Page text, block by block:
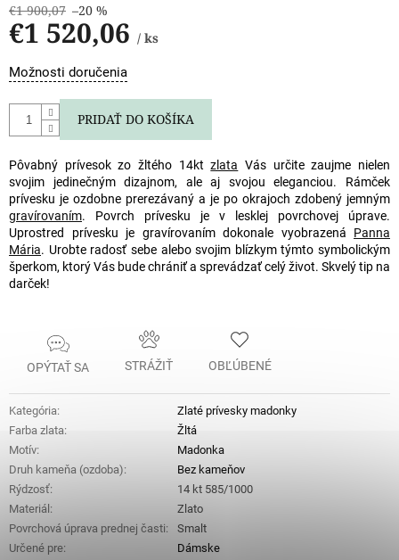
€1 900,07 –20 %
€1 520,06 / ks
Jednotková
cena:
Možnosti doručenia
PRIDAŤ DO KOŠÍKA
Pôvabný prívesok zo žltého 14ktzlata Vás určite zaujme nielen
svojim jedinečným dizajnom, ale aj svojou eleganciou. Rámček
prívesku je ozdobne prerezávaný a je po okrajoch zdobený jemným
gravírovaním. Povrch prívesku je v lesklej povrchovej úprave.
Uprostred prívesku je gravírovaním dokonale vyobrazená Panna
Mária. Urobte radosť sebe alebo svojim blízkym týmto symbolickým
šperkom, ktorý Vás bude chrániť a sprevádzať celý život. Skvelý tip na
darček!
OPÝTAŤ SA STRÁŽIŤ OBĽÚBENÉ
Kategória:
Zlaté prívesky madonky
Farba zlata:
Žltá
Motív:
Madonka
Druh kameňa (ozdoba):
Bez kameňov
Rýdzosť:
14 kt 585/1000
Materiál :
Zlato
Povrchová úprava prednej časti:
Smalt
Určené pre:
Dámske